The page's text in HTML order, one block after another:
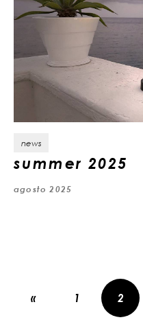
news
summer 2025
agosto 2025
« 1 2